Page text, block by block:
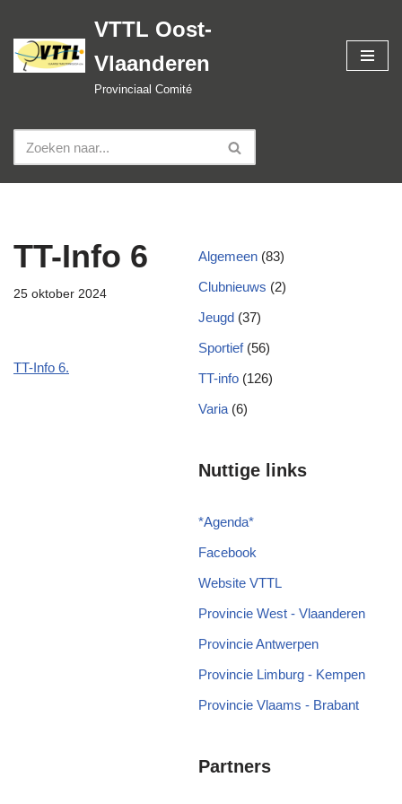
Spring
naar
VTTL Oost-
Vlaanderen
Provinciaal Comité
TT-Info 6
25 oktober 2024
TT-Info 6.
Algemeen (83)
Clubnieuws (2)
Jeugd (37)
Sportief(56)
TT-info (126)
Varia (6)
Nuttige links
*Agenda*
Facebook
Website VTTL
Provincie West - Vlaanderen
Provincie Antwerpen
Provincie Limburg - Kempen
Provincie Vlaams - Brabant
Partners